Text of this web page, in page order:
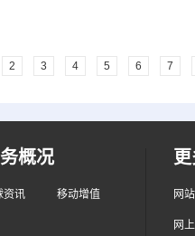
2 3 4 5 6 7
概况
资讯 移动增值 网
网